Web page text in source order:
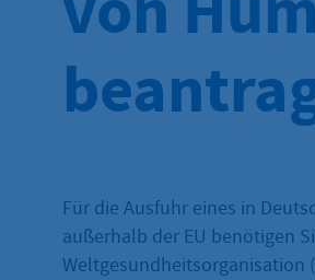
Für die Ausfuhr eines in
außerhalb der EU benötigen
Weltgesundheitsorganisation